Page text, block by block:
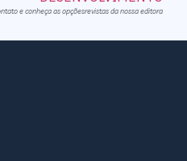
e conheça as opçõesrevistas da nossa editora